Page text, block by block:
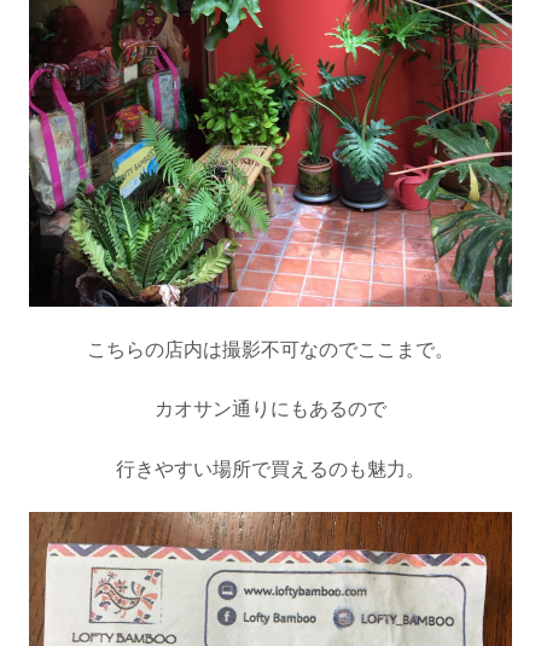
こちらの店内は撮影不可なのでここまで。
カオサン通りにもあるので
行きやすい場所で買えるのも魅力。